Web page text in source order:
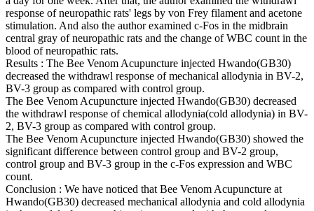
response of neuropathic rats' legs by von Frey filament and acetone
stimulation. And also the author examined c-Fos in the midbrain
central gray of neuropathic rats and the change of WBC count in the
blood of neuropathic rats.
Results : The Bee Venom Acupuncture injected Hwando(GB30)
decreased the withdrawl response of mechanical allodynia in BV-2,
BV-3 group as compared with control group.
The Bee Venom Acupuncture injected Hwando(GB30) decreased
the withdrawl response of chemical allodynia(cold allodynia) in BV-
2, BV-3 group as compared with control group.
The Bee Venom Acupuncture injected Hwando(GB30) showed the
significant difference between control group and BV-2 group,
control group and BV-3 group in the c-Fos expression and WBC
count.
Conclusion : We have noticed that Bee Venom Acupuncture at
Hwando(GB30) decreased mechanical allodynia and cold allodynia